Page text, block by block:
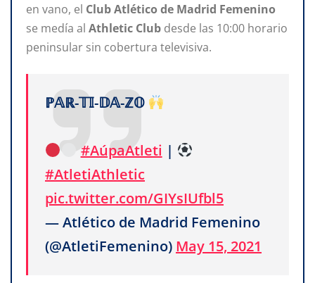
en vano, el ClubAtlético de Madrid Femenino
se medía al Athletic Club desde las 10:00 horario
peninsular sin cobertura televisiva.
ℙ𝔸ℝ-𝕋𝕀-𝔻𝔸-ℤ𝕆
#AúpaAtleti |
#AtletiAthletic
pic.twitter.com/GIYsIUfbl5
— Atlético de Madrid Femenino
(@AtletiFemenino) May 15, 2021